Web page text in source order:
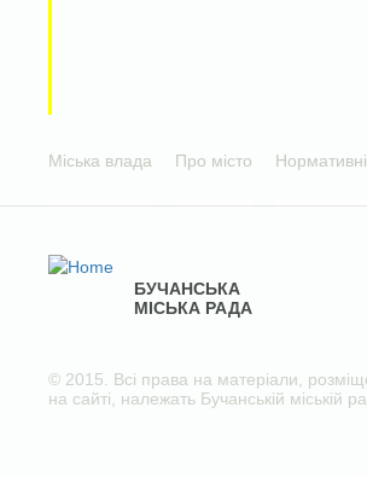
Міська влада Про місто
БУЧАНСЬКА
МІСЬКА РАДА
© 2015. Всі права на матеріали,
на сайті, належать Бучанській міській